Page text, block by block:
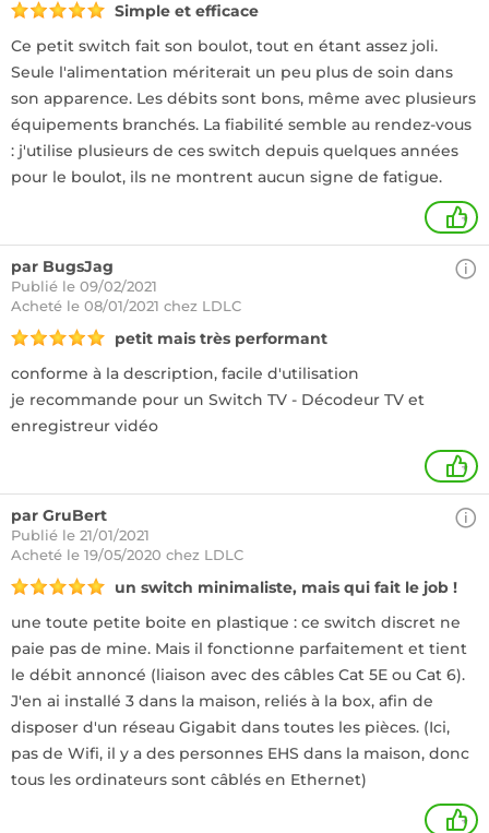
Simple et efficace
Ce petit switch fait son boulot, tout en étant assez joli.
Seule l'alimentation mériterait un peu plus de soin dans
son apparence. Les débits sont bons, même avec plusieurs
équipements branchés. La fiabilité semble au rendez-vous
: j'utilise plusieurs de ces switch depuis quelques années
pour le boulot, ils ne montrent aucun signe de fatigue.
+
par BugsJag
Publié le 09/02/2021
Acheté le 08/01/2021 chez LDLC
petit mais très performant
conforme à la description, facile d'utilisation
je recommande pour un Switch TV - Décodeur TV et
enregistreur vidéo
+
par GruBert
Publié le 21/01/2021
Acheté le 19/05/2020 chez LDLC
un switch minimaliste, mais qui fait le job !
une toute petite boite en plastique : ce switch discret ne
paie pas de mine. Mais il fonctionne parfaitement et tient
le débit annoncé (liaison avec des câbles Cat 5E ou Cat 6).
J'en ai installé 3 dans la maison, reliés à la box, afin de
disposer d'un réseau Gigabit dans toutes les pièces. (Ici,
pas de Wifi, il y a des personnes EHS dans la maison, donc
tous les ordinateurs sont câblés en Ethernet)
+